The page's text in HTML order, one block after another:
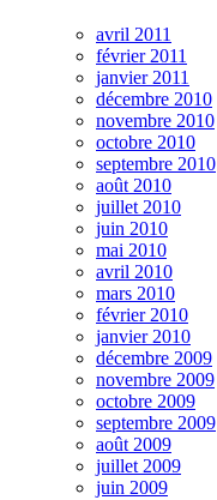
avril 2011
février 2011
janvier 2011
décembre 2010
novembre 2010
octobre 2010
septembre 2010
août 2010
juillet 2010
juin 2010
mai 2010
avril 2010
mars 2010
février 2010
janvier 2010
décembre 2009
novembre 2009
octobre 2009
septembre 2009
août 2009
juillet 2009
juin 2009